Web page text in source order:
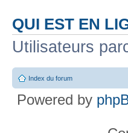
QUI EST EN
Utilisateurs
Index du forum
Powered by